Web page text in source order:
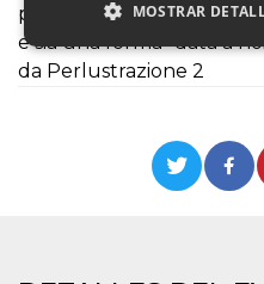
privo di giudizio basti
e sia una forma- data a
da Perlustrazione 2
MOSTRAR
Las cookies estrictamente
la funcionalidad principal del